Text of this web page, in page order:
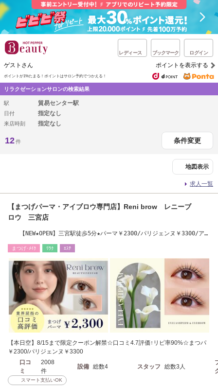
レディース ブックマーク ログイン
ゲストさん ポイントを表示する
ポイントが1%たまる！ ポイントはサロン予約でつかえる！
リラクゼーションサロンの検索結果
駅 貿易センター駅
日付 指定なし
来店時刻 指定なし
12件 条件変更
地図表示
求人一覧
【まつげパーマ・アイブロウ専門店】Reni brow レニーブ
ロウ 三宮店
【NEW★OPEN】三宮駅徒歩5分★パーマ￥2300/パリジェンヌ￥3300/アイ
まつげ･ﾒｲｸ ﾘﾗｸ ｴｽﾃ
【本日空】8/15まで限定クーポン解禁☆口コミ4.7評価↑リピ率90%☆まつパ
￥2300/パリジェンヌ￥3300
口コ
ミ
2008
件
設備 総数4 スタッフ 総数3人
スマート支払いOK